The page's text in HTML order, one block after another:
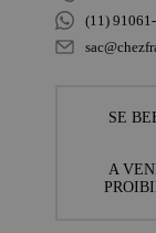
(11)
SE
A